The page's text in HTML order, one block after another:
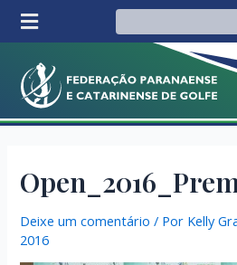
Deixe um comentário / Por Kelly
2016